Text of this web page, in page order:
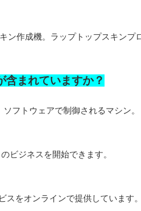
まれていますか？
フトウェアで制御されるマシン。
ビジネスを開始できます。
スをオンラインで提供しています。